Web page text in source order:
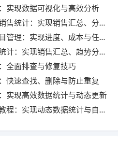
实现数据可视化与高效分析
：实现销售汇总、分析与动态监控
实现进度、成本与任务的高效分析
现销售汇总、趋势分析与业绩优化
全面排查与修复技巧
快速查找、删除与防止重复
实现高效数据统计与动态更新
实现动态数据统计与自动更新